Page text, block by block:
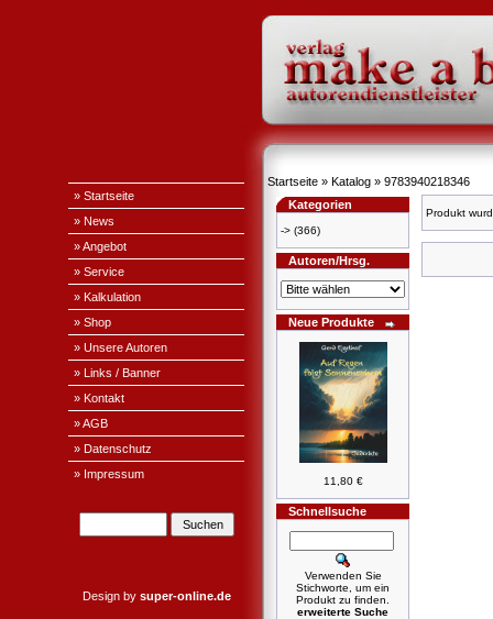
» Startseite
» News
» Angebot
» Service
» Kalkulation
» Shop
» Unsere Autoren
» Links / Banner
» Kontakt
» AGB
» Datenschutz
» Impressum
Design by super-online.de
Startseite » Katalog » 9783940218346
Kategorien
-> (366)
Autoren/Hrsg.
Neue Produkte
11,80 €
Schnellsuche
Verwenden Sie
Stichworte, um ein
Produkt zu finden.
erweiterte Suche
Produkt